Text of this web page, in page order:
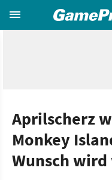
Aprilscherz
Monkey
Wunsch